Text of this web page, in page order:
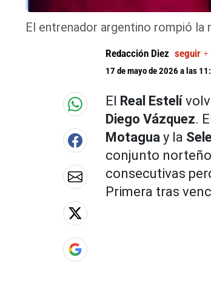
El entrenador argentino rompió la
Redacción Diez seguir +
17 de mayo de 2026 a las
El Real Estelí
Diego Vázquez.
Motagua y la
conjunto
consecutivas
Primera tras